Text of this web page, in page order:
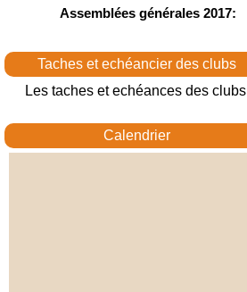
Assemblées générales 2017:
Taches et echéancier des clubs
Les taches et echéances des clubs
Calendrier